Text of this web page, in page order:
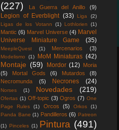
(227)
La Guerra del Anillo (9)
Legion of Everblight (33) Liga
(2)
Ligas de los Votann
(1) Lothlorien (1)
Mantic (6) Marvel Universe (4) Marvel
Universe Miniature Game
(35)
MeepleQuest (1) Mercenarios (3)
Modelismo (1) MoM Miniaturas (42)
Montaje (59) Mordor (12) Moria
(5)
Mortal Gods (6) Mutardos
(8)
Necromunda
(5) Necrones (24)
Norses (1) Novedades (219)
Ofertas (1) Off-topic (3) Ogros (7) One
Page Rules
(1) Orcos (5) Orkos
(1)
Panda Bane (1) Pandilleros (6) Patreon
(1) Pinceles (1) Pintura (491)